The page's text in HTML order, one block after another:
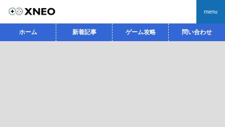
menu
ホーム 新着記事 ゲーム攻略 問い合わせ